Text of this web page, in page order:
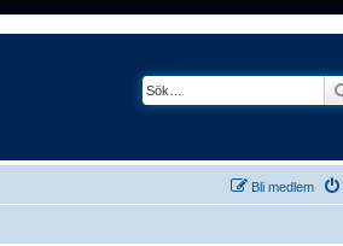
Bli medlem